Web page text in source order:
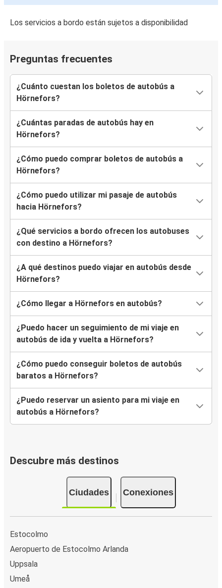
Los servicios a bordo están sujetos a disponibilidad
Preguntas frecuentes
¿Cuánto cuestan los boletos de autobús a
Hörnefors?
¿Cuántas paradas de autobús hay en
Hörnefors?
¿Cómo puedo comprar boletos de autobús a
Hörnefors?
¿Cómo puedo utilizar mi pasaje de autobús
hacia Hörnefors?
¿Qué servicios a bordo ofrecen los autobuses
con destino a Hörnefors?
¿A qué destinos puedo viajar en autobús desde
Hörnefors?
¿Cómo llegar a Hörnefors en autobús?
¿Puedo hacer un seguimiento de mi viaje en
autobús de ida y vuelta a Hörnefors?
¿Cómo puedo conseguir boletos de autobús
baratos a Hörnefors?
¿Puedo reservar un asiento para mi viaje en
autobús a Hörnefors?
Descubre más destinos
Ciudades Conexiones
Estocolmo
Aeropuerto de Estocolmo Arlanda
Uppsala
Umeå